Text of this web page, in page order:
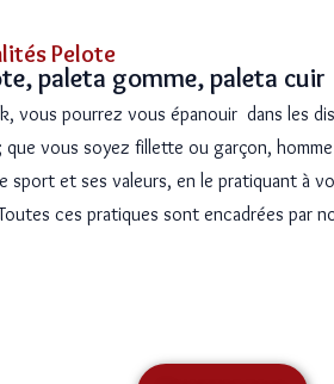
Pelote
paleta gomme, paleta cuir
vous pourrez vous épanouir dans les
que vous soyez fillette ou garçon,
sport et ses valeurs, en le pratiquant à
ces pratiques sont encadrées par